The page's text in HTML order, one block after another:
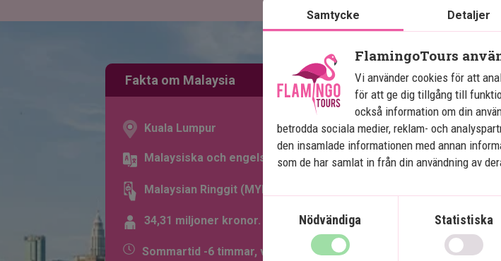
Fakta om Malaysia
Kuala Lumpur
Malaysiska och engelska
Malaysian Ringgit (MYR)
34,31 miljoner kronor.
Sommartid -6 timmar, vintertid -7
Se karta
Det bästa av
5 nätters
Samtycke Detaljer
FlamingoTours
Vi använder cookies för att
för att ge dig tillgång till
också information om din
betrodda sociala medier, reklam- och
den insamlade informationen med annan
som de har samlat in från din användning av
Nödvändiga Statistiska